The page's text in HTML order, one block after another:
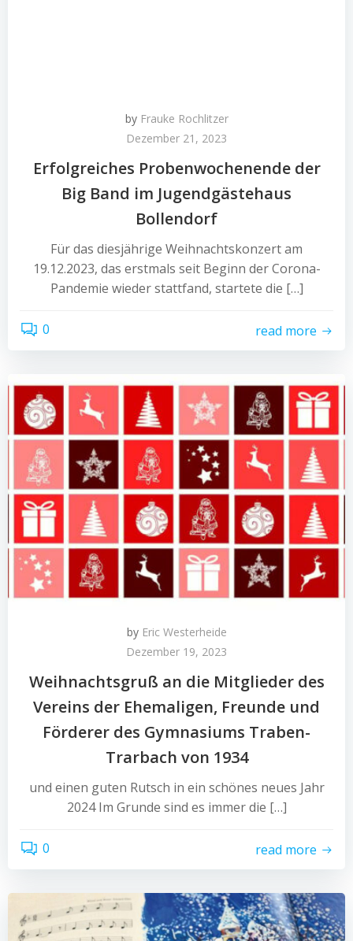
by Frauke Rochlitzer
Dezember 21, 2023
Erfolgreiches Probenwochenende der
Big Band im Jugendgästehaus
Bollendorf
Für das diesjährige Weihnachtskonzert am
19.12.2023, das erstmals seit Beginn der Corona-
Pandemie wieder stattfand, startete die […]
0 read more
by Eric Westerheide
Dezember 19, 2023
Weihnachtsgruß an die Mitglieder des
Vereins der Ehemaligen, Freunde und
Förderer des Gymnasiums Traben-
Trarbach von 1934
und einen guten Rutsch in ein schönes neues Jahr
2024 Im Grunde sind es immer die […]
0 read more